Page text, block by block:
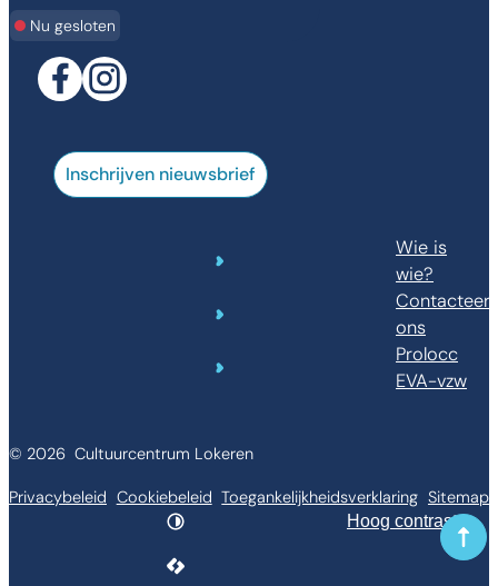
Nu gesloten
Wie is
wie?
Contacteer
ons
Prolocc
EVA-vzw
FacebookInstagram
Inschrijven nieuwsbrief
© 2026 Cultuurcentrum Lokeren
Privacybeleid Cookiebeleid Toegankelijkheidsverklaring Sitemap
Hoog contrast